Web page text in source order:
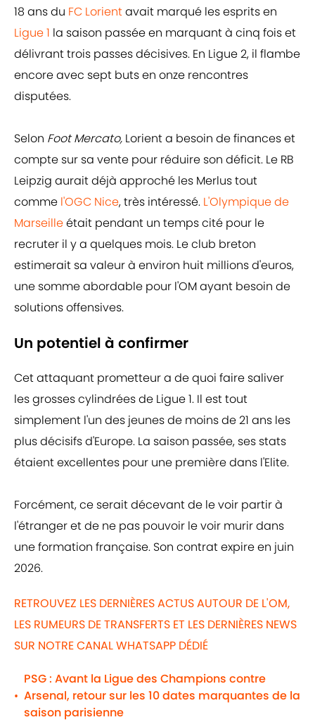
18 ans du FC Lorientavait marqué les esprits en
Ligue 1 la saison passée en marquant à cinq fois et
délivrant trois passes décisives. En Ligue 2, il flambe
encore avec sept buts en onze rencontres
disputées.
Selon Foot Mercato, Lorient a besoin de finances et
compte sur sa vente pour réduire son déficit. Le RB
Leipzig aurait déjà approché les Merlus tout
comme l'OGC Nice, très intéressé. L'Olympique de
Marseilleétait pendant un temps cité pour le
recruter il y a quelques mois. Le club breton
estimerait sa valeur à environ huit millions d'euros,
une somme abordable pour l'OM ayant besoin de
solutions offensives.
Un potentiel à confirmer
Cet attaquant prometteur a de quoi faire saliver
les grosses cylindrées de Ligue 1. Il est tout
simplement l'un des jeunes de moins de 21 ans les
plus décisifs d'Europe. La saison passée, ses stats
étaient excellentes pour une première dans l'Elite.
Forcément, ce serait décevant de le voir partir à
l'étranger et de ne pas pouvoir le voir murir dans
une formation française. Son contrat expire en juin
2026.
RETROUVEZ LES DERNIÈRES ACTUS AUTOUR DE L'OM,
LES RUMEURS DE TRANSFERTS ET LES DERNIÈRES NEWS
SUR NOTRE CANAL WHATSAPP DÉDIÉ
•
PSG : Avant la Ligue des Champions contre
Arsenal, retour sur les 10 dates marquantes de la
saison parisienne